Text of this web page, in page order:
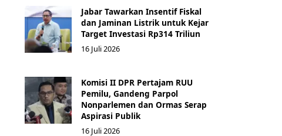
Jabar Tawarkan Insentif Fiskal
dan Jaminan Listrik untuk Kejar
Target Investasi Rp314 Triliun
16 Juli 2026
Komisi II DPR Pertajam RUU
Pemilu, Gandeng Parpol
Nonparlemen dan Ormas Serap
Aspirasi Publik
16 Juli 2026